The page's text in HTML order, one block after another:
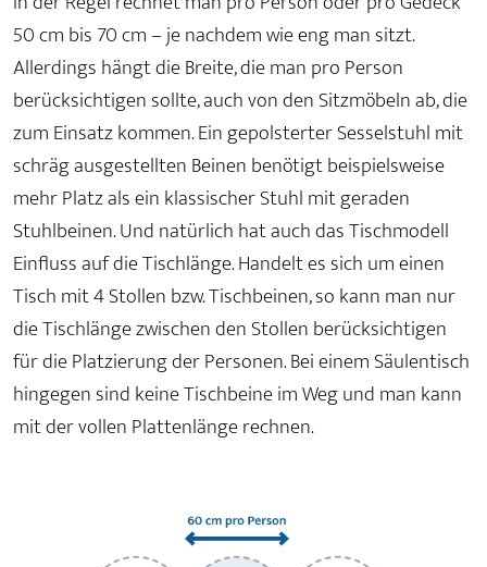
50 cm bis 70 cm – je nachdem wie eng man sitzt.
Allerdings hängt die Breite, die man pro Person
berücksichtigen sollte, auch von den Sitzmöbeln ab, die
zum Einsatz kommen. Ein gepolsterter Sesselstuhl mit
schräg ausgestellten Beinen benötigt beispielsweise
mehr Platz als ein klassischer Stuhl mit geraden
Stuhlbeinen. Und natürlich hat auch das Tischmodell
Einfluss auf die Tischlänge. Handelt es sich um einen
Tisch mit 4 Stollen bzw. Tischbeinen, so kann man nur
die Tischlänge zwischen den Stollen berücksichtigen
für die Platzierung der Personen. Bei einem Säulentisch
hingegen sind keine Tischbeine im Weg und man kann
mit der vollen Plattenlänge rechnen.